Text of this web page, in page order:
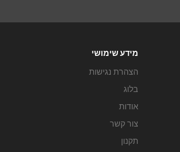
מידע שימושי
הצהרת נגישות
בלוג
אודות
צור קשר
תקנון